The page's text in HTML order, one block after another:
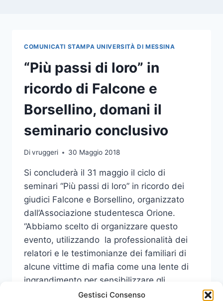
Gestisci Consenso
COMUNICATI STAMPA UNIVERSITÀ DI MESSINA
“Più passi di loro” in
ricordo di Falcone e
Borsellino, domani il
seminario conclusivo
Divruggeri 30 Maggio 2018
Si concluderà il 31 maggio il ciclo di
seminari “Più passi di loro” in ricordo dei
giudici Falcone e Borsellino, organizzato
dall’Associazione studentesca Orione.
“Abbiamo scelto di organizzare questo
evento, utilizzando la professionalità dei
relatori e le testimonianze dei familiari di
alcune vittime di mafia come una lente di
ingrandimento per sensibilizzare gli
studenti sul fenomeno…